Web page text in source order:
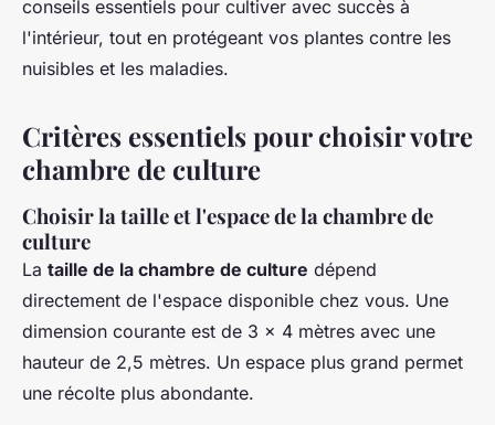
conseils essentiels pour cultiver avec succès à
l'intérieur, tout en protégeant vos plantes contre les
nuisibles et les maladies.
Critères essentiels pour choisir votre
chambre de culture
Choisir la taille et l'espace de la chambre de
culture
La taille de la chambre de culture dépend
directement de l'espace disponible chez vous. Une
dimension courante est de 3 x 4 mètres avec une
hauteur de 2,5 mètres. Un espace plus grand permet
une récolte plus abondante.